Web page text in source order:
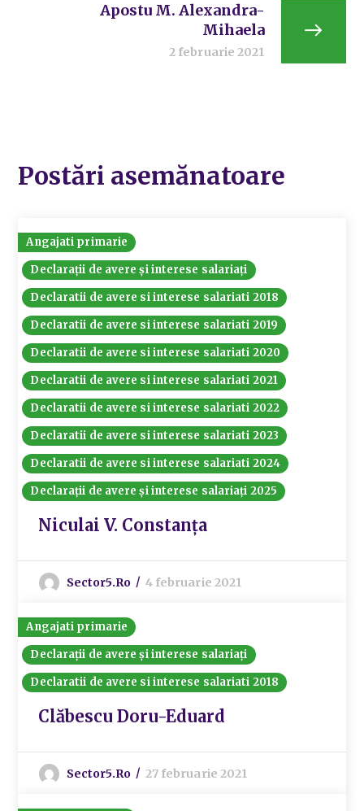
Apostu M. Alexandra-
Mihaela
2 februarie 2021
Postări asemănatoare
Angajati primarie
Declarații de avere și interese salariați
Declaratii de avere si interese salariati 2018
Declaratii de avere si interese salariati 2019
Declaratii de avere si interese salariati 2020
Declaratii de avere si interese salariati 2021
Declaratii de avere si interese salariati 2022
Declaratii de avere si interese salariati 2023
Declaratii de avere si interese salariati 2024
Declarații de avere și interese salariați 2025
Niculai V. Constanța
Sector5.ro 4 februarie 2021
Angajati primarie
Declarații de avere și interese salariați
Declaratii de avere si interese salariati 2018
Clăbescu Doru-Eduard
Sector5.ro 27 februarie 2021